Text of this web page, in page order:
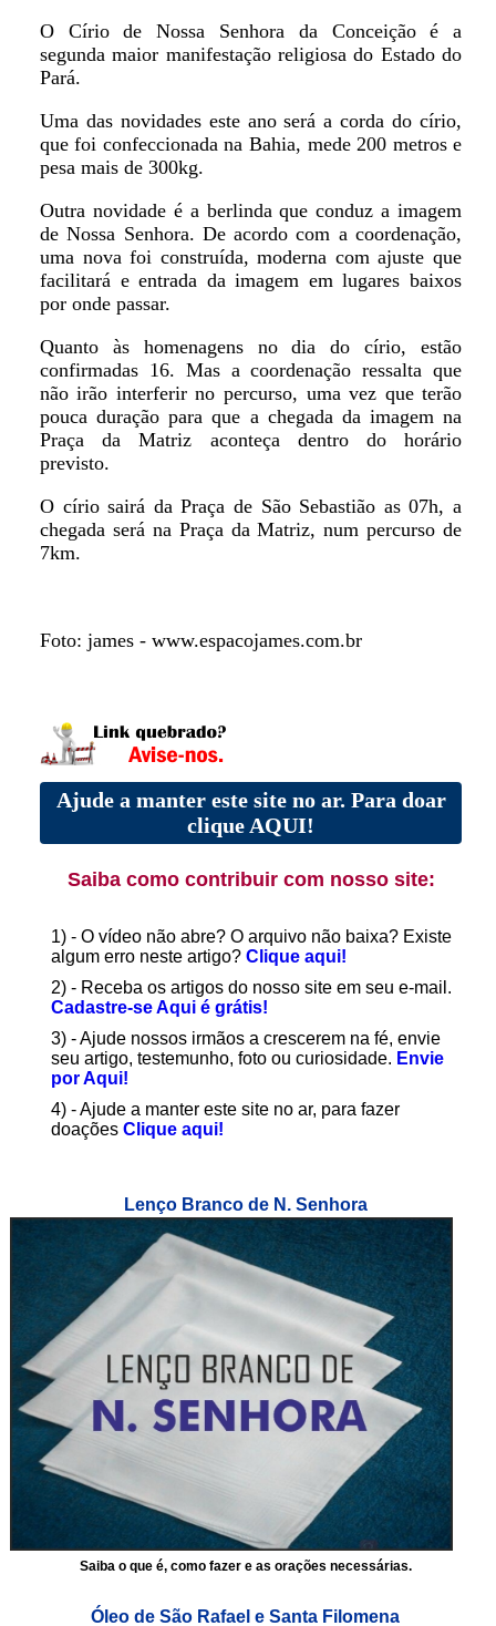
O Círio de Nossa Senhora da Conceição é a
segunda maior manifestação religiosa do Estado do
Pará.
Uma das novidades este ano será a corda do círio,
que foi confeccionada na Bahia, mede 200 metros e
pesa mais de 300kg.
Outra novidade é a berlinda que conduz a imagem
de Nossa Senhora. De acordo com a coordenação,
uma nova foi construída, moderna com ajuste que
facilitará e entrada da imagem em lugares baixos
por onde passar.
Quanto às homenagens no dia do círio, estão
confirmadas 16. Mas a coordenação ressalta que
não irão interferir no percurso, uma vez que terão
pouca duração para que a chegada da imagem na
Praça da Matriz aconteça dentro do horário
previsto.
O círio sairá da Praça de São Sebastião as 07h, a
chegada será na Praça da Matriz, num percurso de
7km.
Foto: james - www.espacojames.com.br
Ajude a manter este site no ar. Para doar
clique AQUI!
Saiba como contribuir com nosso site:
1) - O vídeo não abre? O arquivo não baixa? Existe
algum erro neste artigo? Clique aqui!
2) - Receba os artigos do nosso site em seu e-mail.
Cadastre-se Aqui é grátis!
3) - Ajude nossos irmãos a crescerem na fé, envie
seu artigo, testemunho, foto ou curiosidade. Envie
por Aqui!
4) - Ajude a manter este site no ar, para fazer
doações Clique aqui!
Lenço Branco de N. Senhora
Saiba o que é, como fazer e as orações necessárias.
Óleo de São Rafael e Santa Filomena